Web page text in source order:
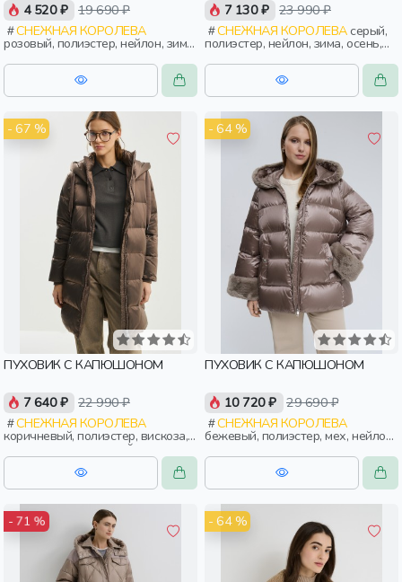
4 520 ₽ 19 690 ₽
СНЕЖНАЯ КОРОЛЕВА
розовый, полиэстер, нейлон, зима,
осень, россия, прямые, застежка,
утепленные, стеганые, прорези,
карман, воротник, женщины,
взрослые
7 130 ₽ 23 990 ₽
СНЕЖНАЯ КОРОЛЕВАсерый,
полиэстер, нейлон, зима, осень,
россия, женщины, взрослые
- 67 %
ПУХОВИК С КАПЮШОНОМ
7 640 ₽ 22 990 ₽
СНЕЖНАЯ КОРОЛЕВА
коричневый, полиэстер, вискоза,
трикотаж, эластан, нейлон, зима,
осень, россия, женщины,
- 64 %
ПУХОВИК С КАПЮШОНОМ
10 720 ₽ 29 690 ₽
СНЕЖНАЯ КОРОЛЕВА
бежевый, полиэстер, мех, нейлон,
зима, осень, россия, капюшон,
застежка, утепленные, стеганые,
прорези, карман, объемные,
женщины, взрослые
- 71 % - 64 %